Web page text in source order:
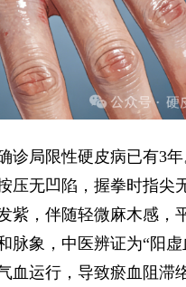
诊局限性硬皮病已有3
压无凹陷，握拳时指
紫，伴随轻微麻木感，
脉象，中医辨证为“阳
血运行，导致瘀血阻